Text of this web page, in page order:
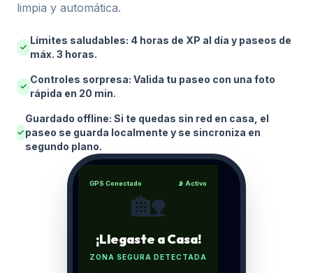
GPS Conectado 📡 Activo
🏡
¡Llegaste a Casa!
ZONA SEGURA DETECTADA
limpia y automática.
✓
Límites saludables: 4 horas de XP al día y paseos de
máx. 3 horas.
✓
Controles sorpresa: Valida tu paseo con una foto
rápida en 20 min.
✓
Guardado offline: Si te quedas sin red en casa, el
paseo se guarda localmente y se sincroniza en
segundo plano.